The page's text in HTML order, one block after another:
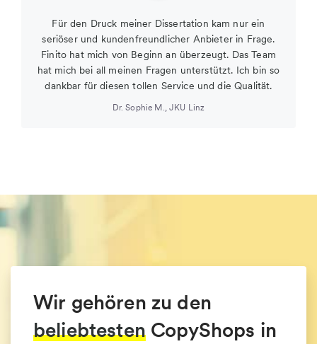
Für den Druck meiner Dissertation kam nur ein
seriöser und kundenfreundlicher Anbieter in Frage.
Finito hat mich von Beginn an überzeugt. Das Team
hat mich bei all meinen Fragen unterstützt. Ich bin so
dankbar für diesen tollen Service und die Qualität.
Dr. Sophie M.,JKU Linz
Wir gehören zu den
beliebtestenCopyShops in